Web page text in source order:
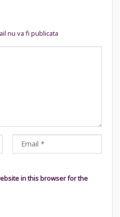
nu va fi publicata
in this browser for the